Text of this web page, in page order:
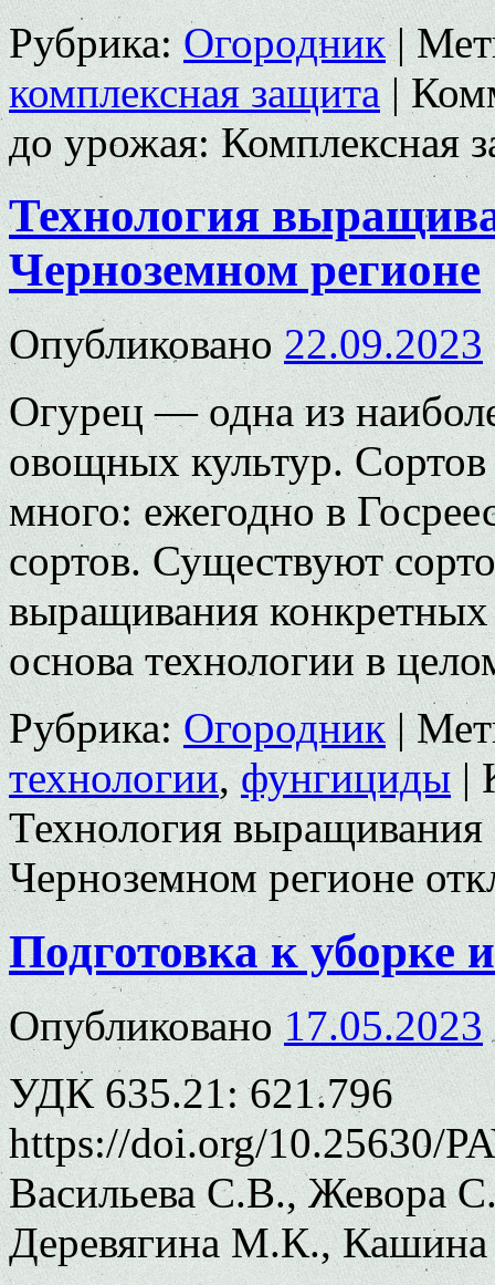
Рубрика: Огородник |
комплексная защита |
до урожая: Комплексная
Технология
Черноземном регионе
Опубликовано 22.09.2023
Огурец — одна из
овощ­ных культур.
много: ежегодно в
сор­тов. Существуют
выращивания
основа технологии в
Рубрика: Огородник |
технологии,фунгициды |
Технология
Черноземном регионе
Подготовка к уборке
Опубликовано 17.05.2023
УДК 635.21: 621.796
https://doi.org/10.25630/
Васильева С.В., Жевора
Деревягина М.К.,